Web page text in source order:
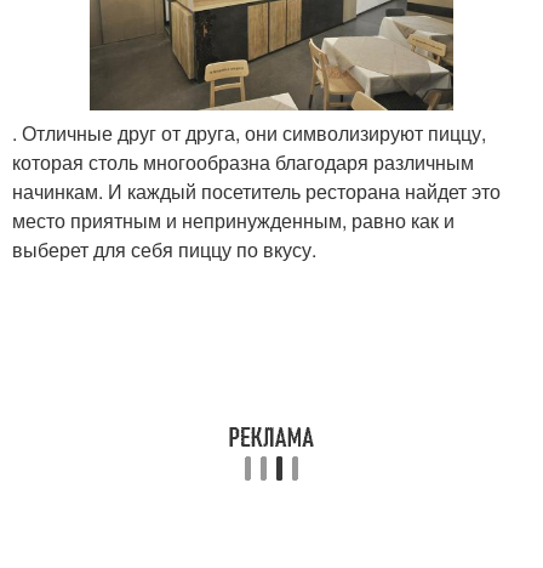
. Отличные друг от друга, они символизируют пиццу,
которая столь многообразна благодаря различным
начинкам. И каждый посетитель ресторана найдет это
место приятным и непринужденным, равно как и
выберет для себя пиццу по вкусу.